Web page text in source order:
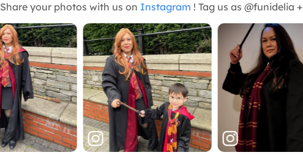
Share your photos with us on Instagram ! Tag us as @funidelia +